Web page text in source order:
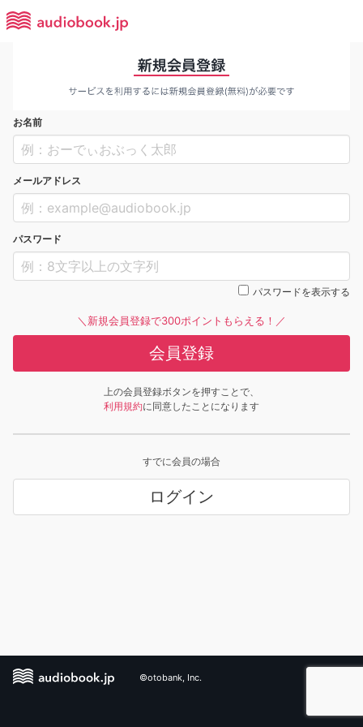
お名前
メールアドレス
パスワード
パスワードを表示する
＼新規会員登録で300ポイントもらえる！／
会員登録
上の会員登録ボタンを押すことで、
利用規約に同意したことになります
すでに会員の場合
ログイン
©otobank, Inc.